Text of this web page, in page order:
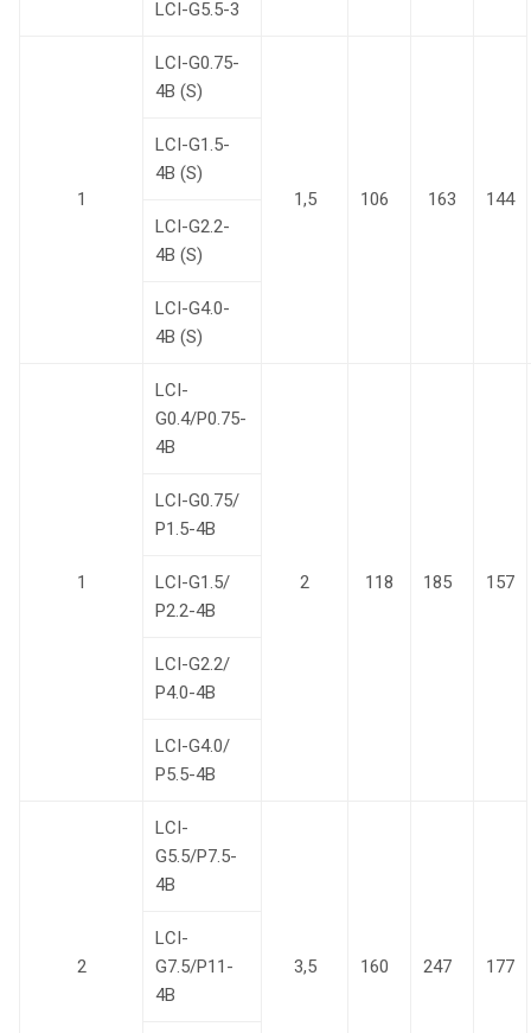
LCI-G5.5-3
1
LCI-G0.75-
4B (S)
1,5 106 163 144
LCI-G1.5-
4B (S)
LCI-G2.2-
4B (S)
LCI-G4.0-
4B (S)
1
LCI-
G0.4/P0.75-
4B
2 118 185 157
LCI-G0.75/
Р1.5-4B
LCI-G1.5/
Р2.2-4B
LCI-G2.2/
Р4.0-4B
LCI-G4.0/
Р5.5-4B
2
LCI-
G5.5/P7.5-
4B
3,5 160 247 177
LCI-
G7.5/P11-
4B